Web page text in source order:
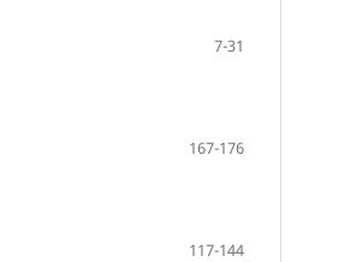
7-31
167-176
117-144